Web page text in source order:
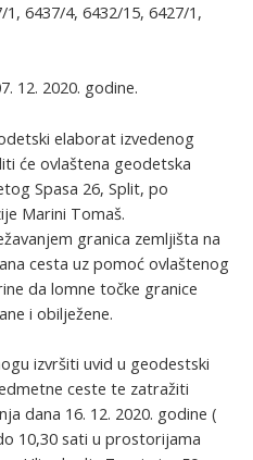
1, 6437/4, 6432/15, 6427/1,
12. 2020. godine.
elaborat izvedenog
će ovlaštena geodetska
Spasa 26, Split, po
Marini Tomaš.
granica zemljišta na
cesta uz pomoć ovlaštenog
da lomne točke granice
i obilježene.
izvršiti uvid u geodestski
ceste te zatražiti
dana 16. 12. 2020. godine (
10,30 sati u prostorijama